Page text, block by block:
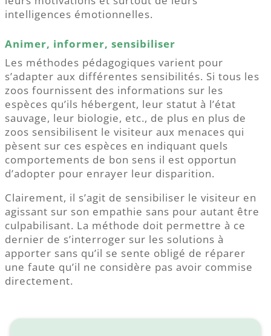
intelligences émotionnelles.
Animer, informer, sensibiliser
Les méthodes pédagogiques varient pour
s’adapter aux différentes sensibilités. Si tous les
zoos fournissent des informations sur les
espèces qu’ils hébergent, leur statut à l’état
sauvage, leur biologie, etc., de plus en plus de
zoos sensibilisent le visiteur aux menaces qui
pèsent sur ces espèces en indiquant quels
comportements de bon sens il est opportun
d’adopter pour enrayer leur disparition.
Clairement, il s’agit de sensibiliser le visiteur en
agissant sur son empathie sans pour autant être
culpabilisant. La méthode doit permettre à ce
dernier de s’interroger sur les solutions à
apporter sans qu’il se sente obligé de réparer
une faute qu’il ne considère pas avoir commise
directement.